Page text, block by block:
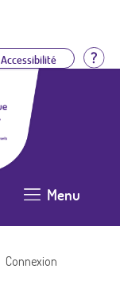
Accessibilité
Menu
Connexion